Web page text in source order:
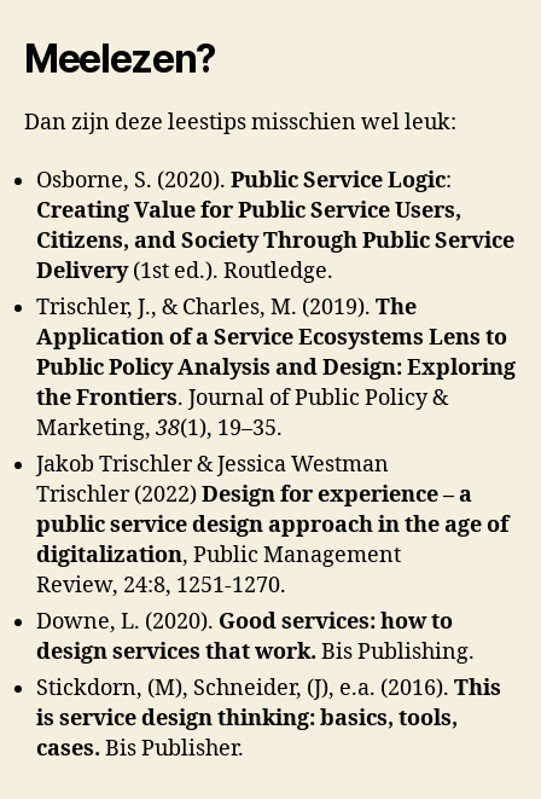
Meelezen?
Dan zijn deze leestips misschien wel leuk:
Osborne, S. (2020). Public Service Logic:
Creating Value for Public Service Users,
Citizens, and Society Through Public Service
Delivery(1st ed.). Routledge.
Trischler, J., & Charles, M. (2019). The
Application of a Service Ecosystems Lens to
Public Policy Analysis and Design: Exploring
the Frontiers. Journal of Public Policy &
Marketing, 38(1), 19–35.
Jakob Trischler & Jessica Westman
Trischler (2022)Design for experience – a
public service design approach in the age of
digitalization, Public Management
Review, 24:8, 1251-1270.
Downe, L. (2020). Good services: how to
design services that work. Bis Publishing.
Stickdorn, (M), Schneider, (J), e.a. (2016). This
is service design thinking: basics, tools,
cases. Bis Publisher.